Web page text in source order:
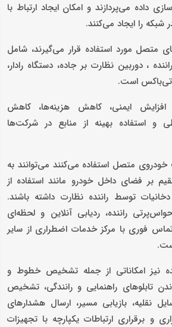
داده می‌پردازند و امکان ایجاد ارتباط با
شبکه را ایجاد می‌کنند.
متصل مورد استفاده قرار می‌گیرند، شامل
، دوربین نظارت بر جاده، دستگاه رادار،
تی‌باکس است.
ایمنی، کاهش هزینه‌ها، کاهش
استفاده بهینه از منابع در شرکت‌ها
متصل استفاده می‌کنند می‌توانند به
بر فضای داخل خودرو مانند استفاده از
توسط راننده نظارت داشته باشند.
راننده، ردیابی آنلاین و لحظه‌ای
فوری با مرکز خدمات اضطراری از سایر
نیز امکاناتی از جمله تشخیص خطوط و
تابلو‌های راهنمایی و رانندگی، تشخیص
نقلیه، بازیابی مسیر، ارسال هشدارهای
و برقراری ارتباطات یکپارچه با تجهیزات